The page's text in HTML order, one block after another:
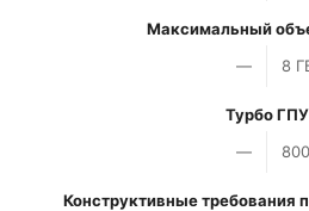
Максимальный
—
8
Турбо ГПУ
—
Конструктивные требования